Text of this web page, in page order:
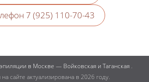
7 (925) 110-70-43
в Москве — Войковская и Таганская .
сайте актуализирована в 2026 году.